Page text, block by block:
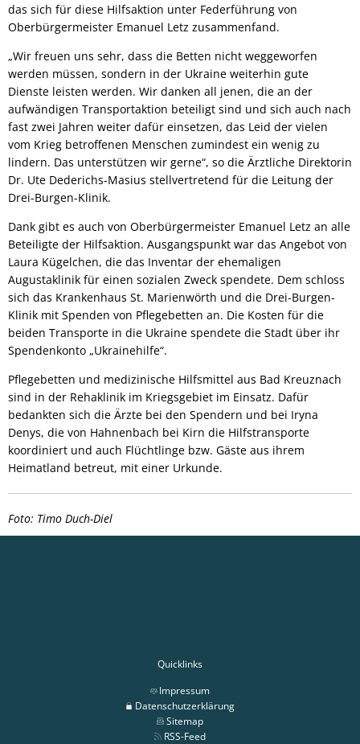
das sich für diese Hilfsaktion unter Federführung von
Oberbürgermeister Emanuel Letz zusammenfand.
„Wir freuen uns sehr, dass die Betten nicht weggeworfen
werden müssen, sondern in der Ukraine weiterhin gute
Dienste leisten werden. Wir danken all jenen, die an der
aufwändigen Transportaktion beteiligt sind und sich auch nach
fast zwei Jahren weiter dafür einsetzen, das Leid der vielen
vom Krieg betroffenen Menschen zumindest ein wenig zu
lindern. Das unterstützen wir gerne“, so die Ärztliche Direktorin
Dr. Ute Dederichs-Masius stellvertretend für die Leitung der
Drei-Burgen-Klinik.
Dank gibt es auch von Oberbürgermeister Emanuel Letz an alle
Beteiligte der Hilfsaktion. Ausgangspunkt war das Angebot von
Laura Kügelchen, die das Inventar der ehemaligen
Augustaklinik für einen sozialen Zweck spendete. Dem schloss
sich das Krankenhaus St. Marienwörth und die Drei-Burgen-
Klinik mit Spenden von Pflegebetten an. Die Kosten für die
beiden Transporte in die Ukraine spendete die Stadt über ihr
Spendenkonto „Ukrainehilfe“.
Pflegebetten und medizinische Hilfsmittel aus Bad Kreuznach
sind in der Rehaklinik im Kriegsgebiet im Einsatz. Dafür
bedankten sich die Ärzte bei den Spendern und bei Iryna
Denys, die von Hahnenbach bei Kirn die Hilfstransporte
koordiniert und auch Flüchtlinge bzw. Gäste aus ihrem
Heimatland betreut, mit einer Urkunde.
Foto: Timo Duch-Diel
Quicklinks
Impressum
Datenschutzerklärung
Sitemap
RSS-Feed